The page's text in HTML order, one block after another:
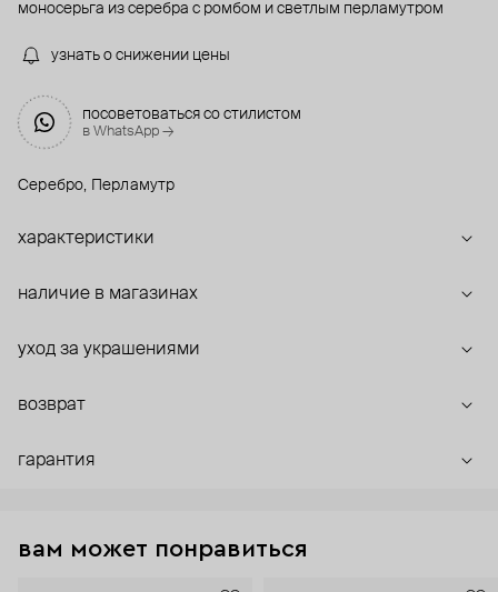
моносерьга из серебра с ромбом и светлым перламутром
узнать о снижении цены
посоветоваться со стилистом
в WhatsApp →
Серебро, Перламутр
характеристики
наличие в магазинах
уход за украшениями
возврат
гарантия
вам может понравиться